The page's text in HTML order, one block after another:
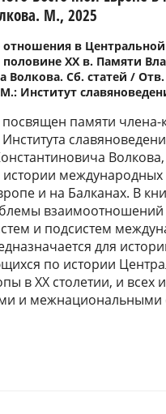
М., 2025
в
половине ХХ в. Памяти
Волкова. Сб. статей /
Институт
посвящен памяти члена-
истории
и на Балканах. В
взаимоотношений
и подсистем
для
по истории
в ХХ столетии, и всех
и межнациональными